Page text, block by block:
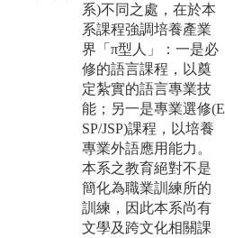
系)不同之處，在於本
系課程強調培養產業
界「π型人」：一是必
修的語言課程，以奠
定紮實的語言專業技
能；另一是專業選修(E
SP/JSP)課程，以培養
專業外語應用能力。
本系之教育絕對不是
簡化為職業訓練所的
訓練，因此本系尚有
文學及跨文化相關課